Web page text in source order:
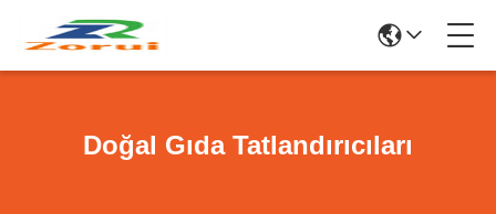
Doğal Gıda Tatlandırıcıları